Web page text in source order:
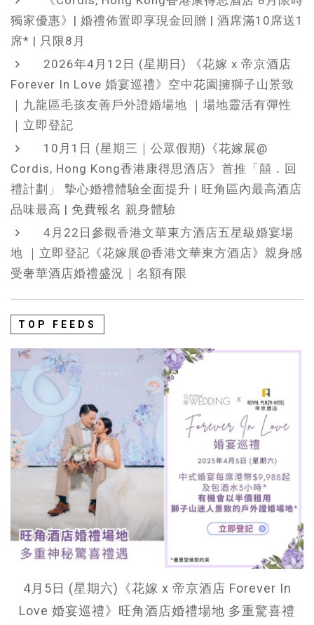
獨家優惠》| 婚禮佈置即享現金回贈 | 酒席滿10席送1
席* | 只限8月
2026年4月12日 (星期日) 《花嫁 x 帝京酒店
Forever In Love 婚宴巡禮》空中花園擁獅子山景致
｜九龍區毛孩友善戶外證婚場地 ｜場地靈活有彈性
｜立即登記
10月1日 (星期三｜公眾假期)《花嫁展@
Cordis, Hong Kong香港康得思酒店》首推「囍．回
禮計劃」 摯心婚禮體驗全面提升 | 旺角區內最高酒店
品味最高 | 免費報名 親身體驗
4月22日參觀香港文華東方酒店五星級婚宴場
地 ｜立即登記《花嫁展@香港文華東方酒店》親身感
受奢華酒店婚禮盛況｜名額有限
TOP FEEDS
4月5日 (星期六)《花嫁 x 帝京酒店 Forever In
Love 婚宴巡禮》旺角酒店婚禮場地 多重驚喜禮